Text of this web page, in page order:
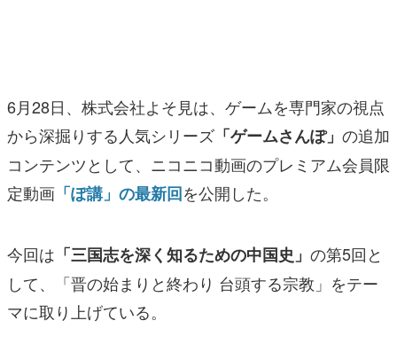
その他
電ファミニコゲーマーとは？
運営：株式会社マレ
6月28日、株式会社よそ見は、ゲームを専門家の視点
から深掘りする人気シリーズ 「ゲームさんぽ」 の追加
コンテンツとして、ニコニコ動画のプレミアム会員限
定動画 「ぽ講」の最新回を公開した。
今回は 「三国志を深く知るための中国史」 の第5回と
して、「晋の始まりと終わり 台頭する宗教」をテー
マに取り上げている。